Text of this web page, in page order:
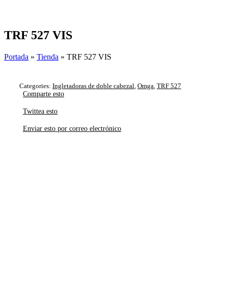
TRF 527 VIS
Portada » Tienda » TRF 527 VIS
Categories: Ingletadoras de doble cabezal Omga TRF 527
Comparte esto
Twittea esto
Enviar esto por correo electrónico